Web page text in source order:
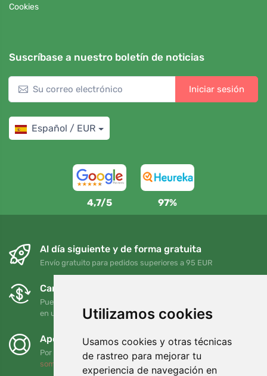
Utilizamos cookies
Usamos cookies y otras técnicas
de rastreo para mejorar tu
experiencia de navegación en
Cookies
Suscríbase a nuestro boletín de noticias
Iniciar sesión
Español / EUR
4,7/5 97%
Al día siguiente y de forma gratuita
Envío gratuito para pedidos superiores a 95 EUR
Cambios y devoluciones gratuitos
Puede devolver o cambiar su pedido en cualquier momento
en un plazo de 90 días
Apoyamos a Trees.org
Por cada pedido plantamos un árbol. Leer más
somos